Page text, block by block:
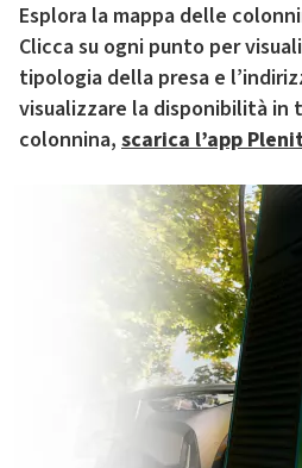
Esplora la mappa delle
Clicca su ogni punto per
tipologia della presa e
visualizzare la disponibilità in
colonnina, scarica l’app